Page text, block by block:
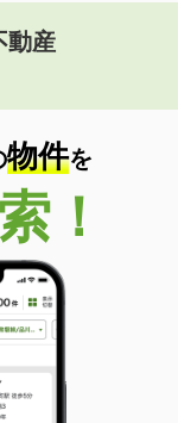
動産
物件を
！